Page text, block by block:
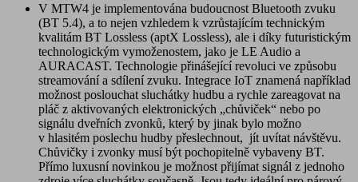
V MTW4 je implementována budoucnost Bluetooth zvuku
(BT 5.4), a to nejen vzhledem k vzrůstajícím technickým
kvalitám BT Lossless (aptX Lossless), ale i díky futuristickým
technologickým vymoženostem, jako je LE Audio a
AURACAST. Technologie přinášející revoluci ve způsobu
streamování a sdílení zvuku. Integrace IoT znamená například
možnost poslouchat sluchátky hudbu a rychle zareagovat na
pláč z aktivovaných elektronických „chůviček“ nebo po
signálu dveřních zvonků, který by jinak bylo možno
v hlasitém poslechu hudby přeslechnout, jít uvítat návštěvu.
Chůvičky i zvonky musí být pochopitelně vybaveny BT.
Přímo luxusní novinkou je možnost přijímat signál z jednoho